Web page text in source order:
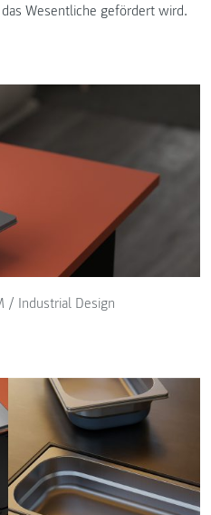
Wesentliche gefördert wird.
/ Industrial Design